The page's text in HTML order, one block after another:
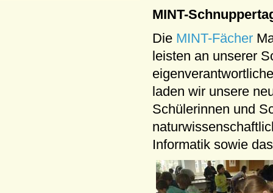
MINT-
Die MINT-Fächer
leisten an unserer
laden wir unsere
Schülerinnen und
Informatik sowie